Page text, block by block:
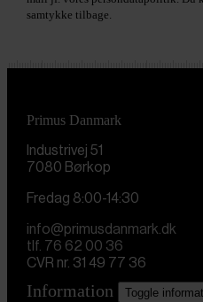
samtykke tilbage.
Primus Danmark
Industrivej 51
7080 Børkop
Fredag 8:00-14:30
info@primusdanmark.dk
tlf. 76 62 00 36
CVR nr. 31 49 77 36
Information Toggle